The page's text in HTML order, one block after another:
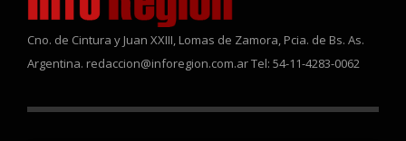
Cno. de Cintura y Juan XXIII, Lomas de Zamora, Pcia. de Bs. As.
Argentina. redaccion@inforegion.com.ar Tel: 54-11-4283-0062